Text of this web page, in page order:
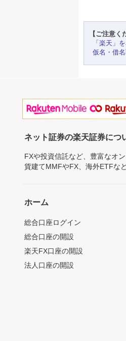
【ご注意く
「楽天」
仮名・借
ネット証券の楽天証券につ
FXや投資信託など、豊富なオ
貨建てMMFやFX、海外ETFな
ホーム
総合口座ログイン
総合口座の開設
楽天FX口座の開設
法人口座の開設